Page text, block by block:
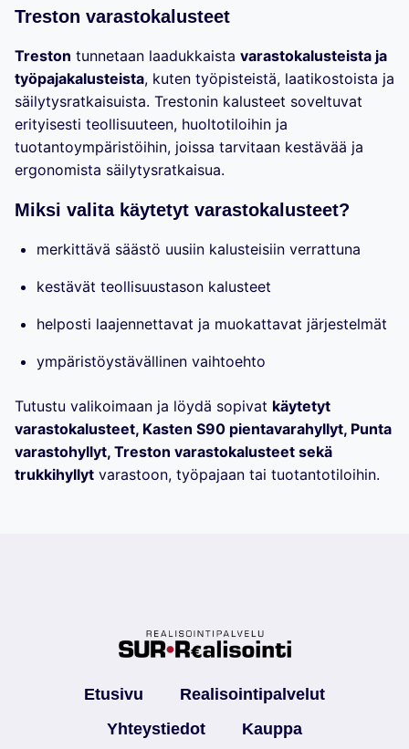
Treston varastokalusteet
Treston tunnetaan laadukkaista varastokalusteista ja
työpajakalusteista, kuten työpisteistä, laatikostoista ja
säilytysratkaisuista. Trestonin kalusteet soveltuvat
erityisesti teollisuuteen, huoltotiloihin ja
tuotantoympäristöihin, joissa tarvitaan kestävää ja
ergonomista säilytysratkaisua.
Miksi valita käytetyt varastokalusteet?
merkittävä säästö uusiin kalusteisiin verrattuna
kestävät teollisuustason kalusteet
helposti laajennettavat ja muokattavat järjestelmät
ympäristöystävällinen vaihtoehto
Tutustu valikoimaan ja löydä sopivat käytetyt
varastokalusteet, Kasten S90 pientavarahyllyt, Punta
varastohyllyt, Treston varastokalusteet sekä
trukkihyllyt varastoon, työpajaan tai tuotantotiloihin.
Etusivu
Realisointipalvelut
Yhteystiedot
Kauppa